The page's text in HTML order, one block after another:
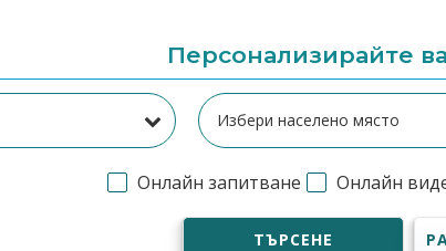
Персонализирайте
Онлайн запитване Онлайн
ТЪРСЕНЕ